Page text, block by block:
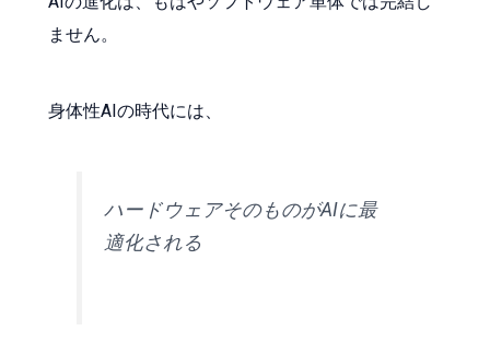
ません。
身体性AIの時代には、
ハードウェアそのものがAIに最
適化される